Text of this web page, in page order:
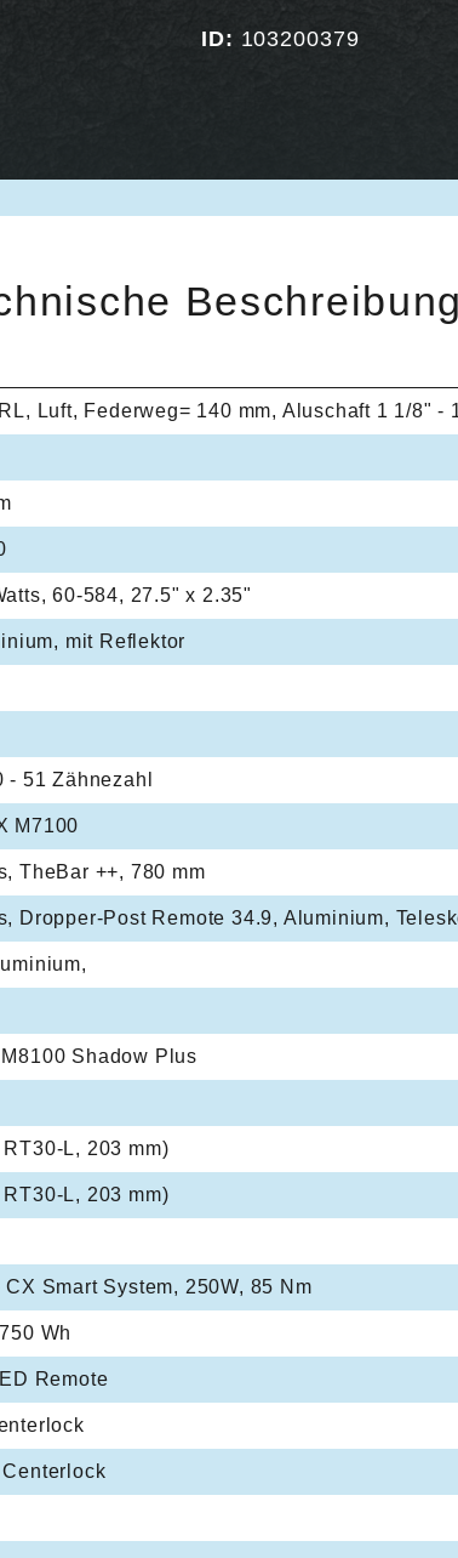
ID: 103200379
Beschreibung
Luft, Federweg= 140 mm, Aluschaft 1 1/8"
60-584, 27.5" x 2.35"
mit Reflektor
- 51 Zähnezahl
M7100
TheBar ++, 780 mm
Dropper-Post Remote 34.9, Aluminium,
Shadow Plus
L, 203 mm)
L, 203 mm)
Smart System, 250W, 85 Nm
Wh
Remote